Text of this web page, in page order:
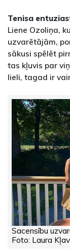
Tenisa
Liene Ozoliņa,
uzvarētājām,
sākusi spēlēt
tas kļuvis par
lieli, tagad ir
Sacensību
Foto: Laura